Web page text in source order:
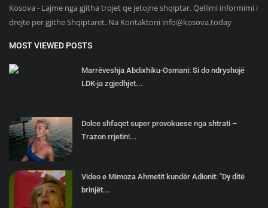
Kosova - Lajme nga gjitha trojet qe jetojne shqiptar. Qellimi informimi i
drejte per gjithe Shqiptaret. Na Kontaktoni info@kosova.today
MOST VIEWED POSTS
Marrëveshja Abdixhiku-Osmani: Si do ndryshojë
LDK-ja zgjedhjet...
Dolce shfaqet super provokuese nga shtrati –
Trazon rrjetin!...
Video e Mimoza Ahmetit kundër Adionit: "Dy ditë
brinjët...